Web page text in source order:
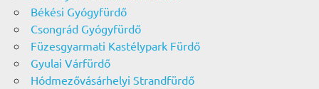
Békési Gyógyfürdő
Csongrád Gyógyfürdő
Füzesgyarmati Kastélypark Fürdő
Gyulai Várfürdő
Hódmezővásárhelyi Strandfürdő